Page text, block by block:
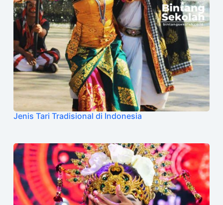
Jenis Tari Tradisional di Indonesia